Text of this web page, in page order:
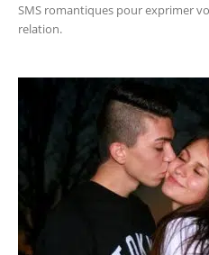
SMS romantiques pour exprimer
relation.